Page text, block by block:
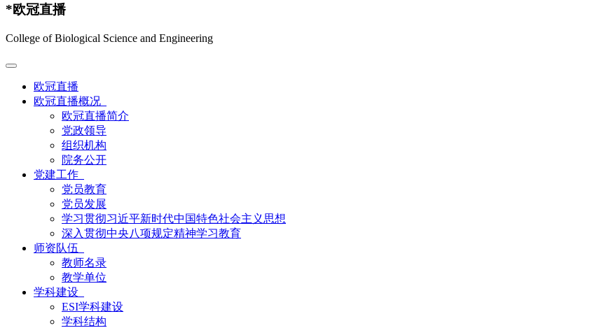
*欧冠直播
College of Biological Science and Engineering
欧冠直播
欧冠直播概况
欧冠直播简介
党政领导
组织机构
院务公开
党建工作
党员教育
党员发展
学习贯彻习近平新时代中国特色社会主义思想
深入贯彻中央八项规定精神学习教育
师资队伍
教师名录
教学单位
学科建设
ESI学科建设
学科结构